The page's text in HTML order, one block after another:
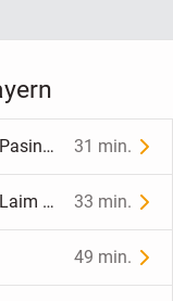
Garagen Stellplatz Duplex in München Pasing Nähe Westbad zu vermieten 31 min.
Garagen Stellplatz Duplex in München Laim Nähe Laimer Bahnhof zu vermieten 33 min.
49 min.